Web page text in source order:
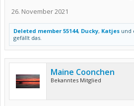
26. November 2021
Deleted member 55144, Ducky, Katjes und
gefällt das.
Maine Coonchen
Bekanntes Mitglied